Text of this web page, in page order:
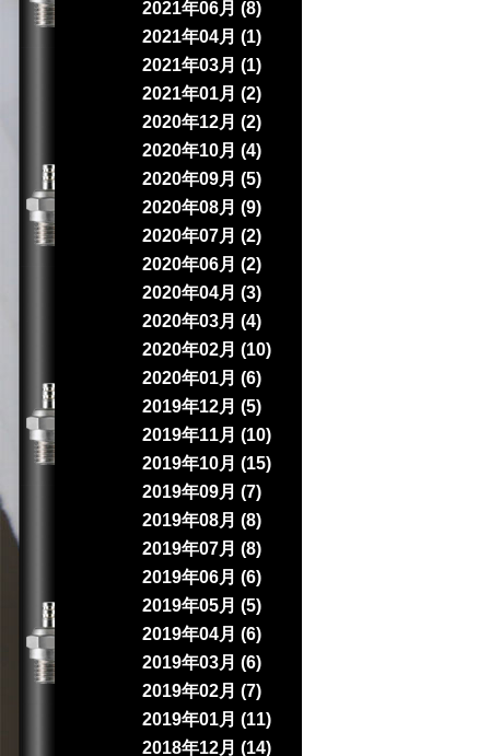
2021年06月 (8)
2021年04月 (1)
2021年03月 (1)
2021年01月 (2)
2020年12月 (2)
2020年10月 (4)
2020年09月 (5)
2020年08月 (9)
2020年07月 (2)
2020年06月 (2)
2020年04月 (3)
2020年03月 (4)
2020年02月 (10)
2020年01月 (6)
2019年12月 (5)
2019年11月 (10)
2019年10月 (15)
2019年09月 (7)
2019年08月 (8)
2019年07月 (8)
2019年06月 (6)
2019年05月 (5)
2019年04月 (6)
2019年03月 (6)
2019年02月 (7)
2019年01月 (11)
2018年12月 (14)